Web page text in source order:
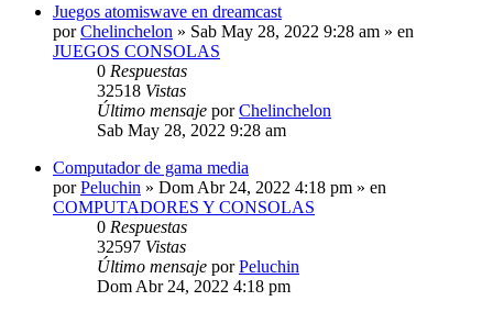
Juegos atomiswave en dreamcast
porChelinchelon » Sab May 28, 2022 9:28 am » en
JUEGOS CONSOLAS
0 Respuestas
32518 Vistas
Último mensaje porChelinchelon
Sab May 28, 2022 9:28 am
Computador de gama media
porPeluchin » Dom Abr 24, 2022 4:18 pm » en
COMPUTADORES Y CONSOLAS
0 Respuestas
32597 Vistas
Último mensaje porPeluchin
Dom Abr 24, 2022 4:18 pm